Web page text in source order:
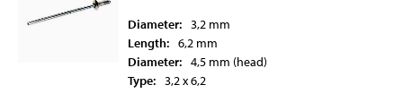
Diameter: 3,2 mm
Length: 6,2 mm
Diameter: 4,5 mm (head)
Type: 3,2 x 6,2